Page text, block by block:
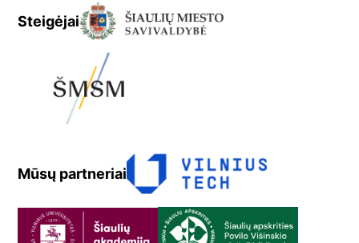
Steigėjai
Mūsų partneriai